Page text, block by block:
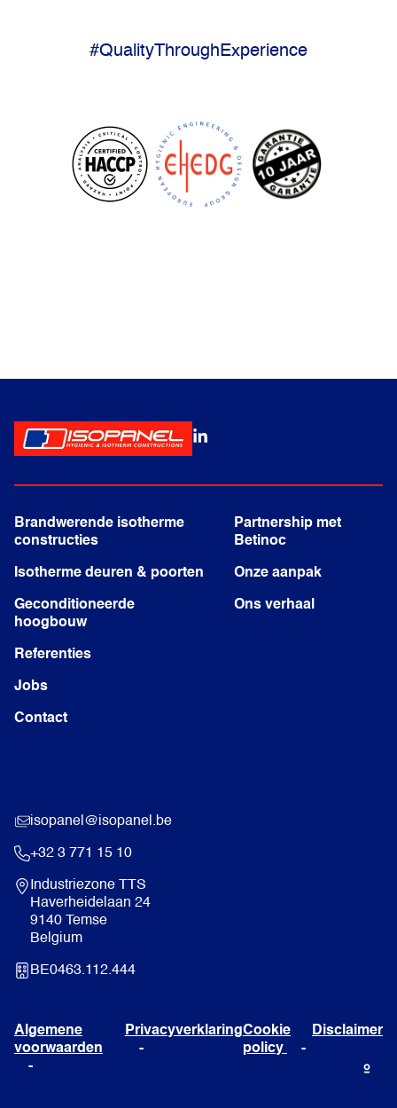
#QualityThroughExperience
Brandwerende isotherme
constructies
Isotherme deuren & poorten
Geconditioneerde
hoogbouw
Partnership met
Betinoc
Onze aanpak
Ons verhaal
Referenties
Jobs
Contact
isopanel@isopanel.be
+32 3 771 15 10
Industriezone TTS
Haverheidelaan 24
9140 Temse
Belgium
BE0463.112.444
Algemene
voorwaarden
PrivacyverklaringCookie
policy
Disclaimer